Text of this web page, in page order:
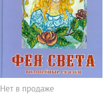
Нет в продаже